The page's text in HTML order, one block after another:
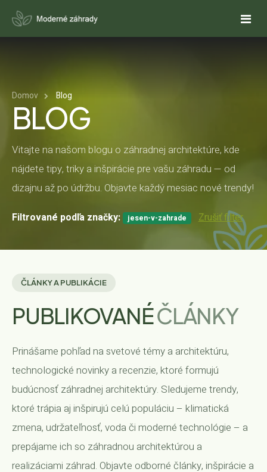
O NÁS
SLUŽBY
NÁVRHY ZÁHRAD
REALIZÁCIE ZÁHRAD
REALIZUJETE ZÁHRADU SVOJPOMOCNE?
AUTOMATICKÉ ZÁVLAHY
ZÁHRADNÝ NÁBYTOK
RÝCHLY DOPYT
AI GENERÁTOR ZÁHRAD
ASISTENT NÁVRHU ZÁHONOV
REFERENCIE
PONUKY
CENOVÁ PONUKA NA NÁVRH ZÁHRADY
Domov Blog
BLOG
Vitajte na našom blogu o záhradnej architektúre, kde
nájdete tipy, triky a inšpirácie pre vašu záhradu — od
dizajnu až po údržbu. Objavte každý mesiac nové trendy!
Filtrované podľa značky: jesen-v-zahrade Zrušiť filter
ČLÁNKY A PUBLIKÁCIE
PUBLIKOVANÉČLÁNKY
Prinášame pohľad na svetové témy a architektúru,
technologické novinky a recenzie, ktoré formujú
budúcnosť záhradnej architektúry. Sledujeme trendy,
ktoré trápia aj inšpirujú celú populáciu – klimatická
zmena, udržateľnosť, voda či moderné technológie – a
prepájame ich so záhradnou architektúrou a
realizáciami záhrad. Objavte odborné články, inšpirácie a
12
19